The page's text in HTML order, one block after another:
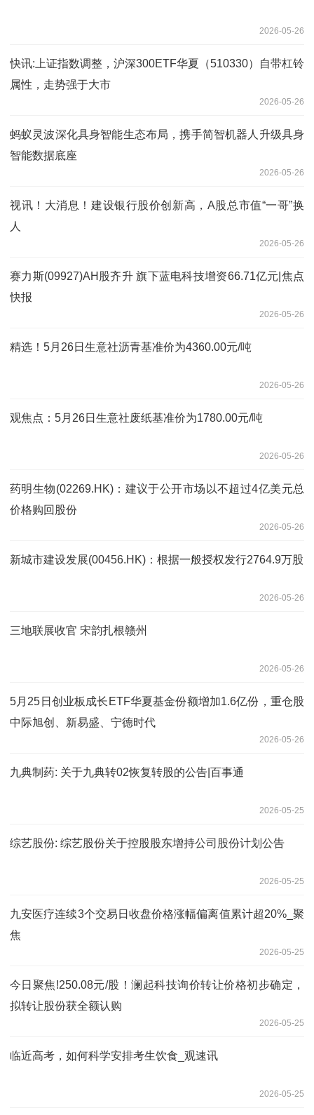
2026-05-26
快讯:上证指数调整，沪深300ETF华夏（510330）自带杠铃
属性，走势强于大市
2026-05-26
蚂蚁灵波深化具身智能生态布局，携手简智机器人升级具身
智能数据底座
2026-05-26
视讯！大消息！建设银行股价创新高，A股总市值“一哥”换
人
2026-05-26
赛力斯(09927)AH股齐升 旗下蓝电科技增资66.71亿元|焦点
快报
2026-05-26
精选！5月26日生意社沥青基准价为4360.00元/吨
2026-05-26
观焦点：5月26日生意社废纸基准价为1780.00元/吨
2026-05-26
药明生物(02269.HK)：建议于公开市场以不超过4亿美元总
价格购回股份
2026-05-26
新城市建设发展(00456.HK)：根据一般授权发行2764.9万股
2026-05-26
三地联展收官 宋韵扎根赣州
2026-05-26
5月25日创业板成长ETF华夏基金份额增加1.6亿份，重仓股
中际旭创、新易盛、宁德时代
2026-05-26
九典制药: 关于九典转02恢复转股的公告|百事通
2026-05-25
综艺股份: 综艺股份关于控股股东增持公司股份计划公告
2026-05-25
九安医疗连续3个交易日收盘价格涨幅偏离值累计超20%_聚
焦
2026-05-25
今日聚焦!250.08元/股！澜起科技询价转让价格初步确定，
拟转让股份获全额认购
2026-05-25
临近高考，如何科学安排考生饮食_观速讯
2026-05-25